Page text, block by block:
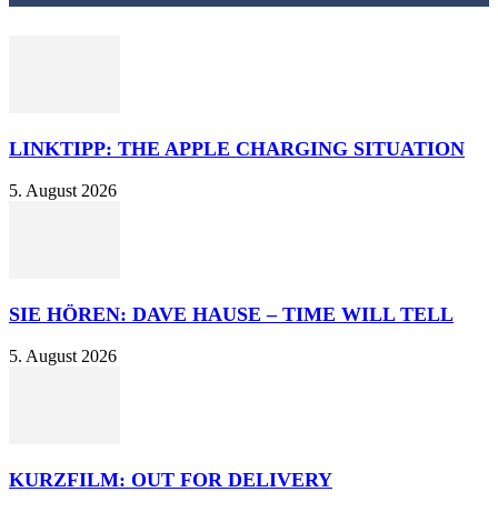
LINKTIPP: THE APPLE CHARGING SITUATION
5. August 2026
SIE HÖREN: DAVE HAUSE – TIME WILL TELL
5. August 2026
KURZFILM: OUT FOR DELIVERY